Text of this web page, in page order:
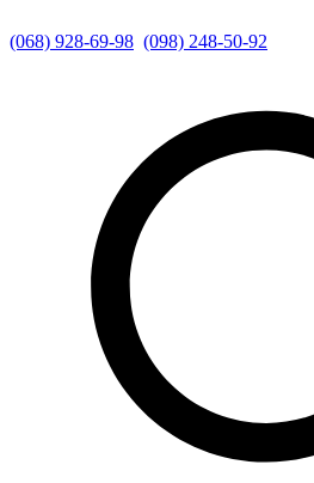
(068) 928-69-98 (098) 248-50-92